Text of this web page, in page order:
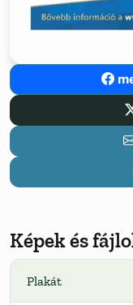
Képek és
Plakát